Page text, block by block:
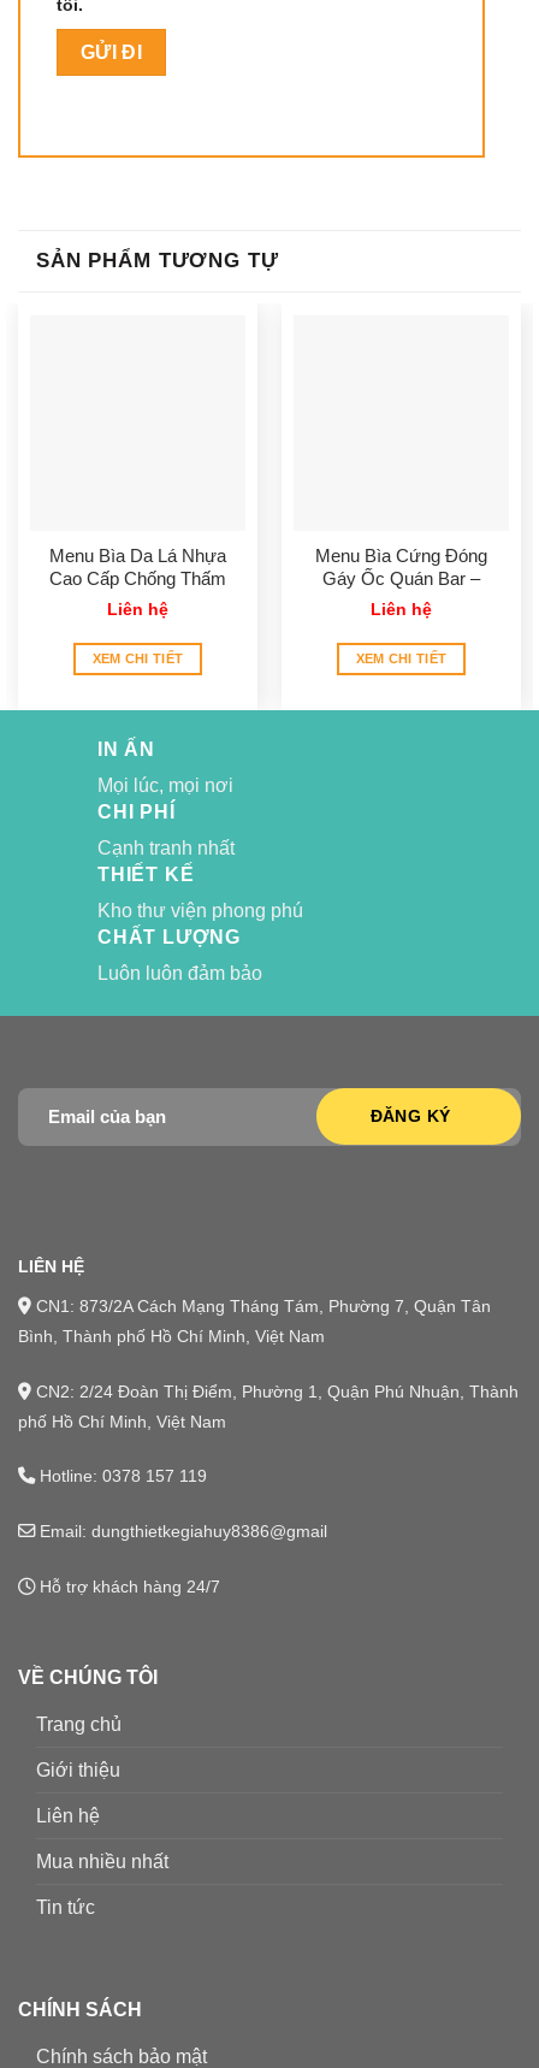
tôi.
SẢN PHẨM TƯƠNG TỰ
Menu Bìa Da Lá Nhựa
Cao Cấp Chống Thấm
Nước 100%
Liên hệ
XEM CHI TIẾT
Menu Bìa Cứng Đóng
Gáy Ốc Quán Bar –
Like Bar
Liên hệ
XEM CHI TIẾT
IN ẤN
Mọi lúc, mọi nơi
CHI PHÍ
Cạnh tranh nhất
THIẾT KẾ
Kho thư viện phong phú
CHẤT LƯỢNG
Luôn luôn đảm bảo
LIÊN HỆ
CN1: 873/2A Cách Mạng Tháng Tám, Phường 7, Quận Tân
Bình, Thành phố Hồ Chí Minh, Việt Nam
CN2: 2/24 Đoàn Thị Điểm, Phường 1, Quận Phú Nhuận, Thành
phố Hồ Chí Minh, Việt Nam
Hotline: 0378 157 119
Email: dungthietkegiahuy8386@gmail
Hỗ trợ khách hàng 24/7
VỀ CHÚNG TÔI
Trang chủ
Giới thiệu
Liên hệ
Mua nhiều nhất
Tin tức
CHÍNH SÁCH
Chính sách bảo mật